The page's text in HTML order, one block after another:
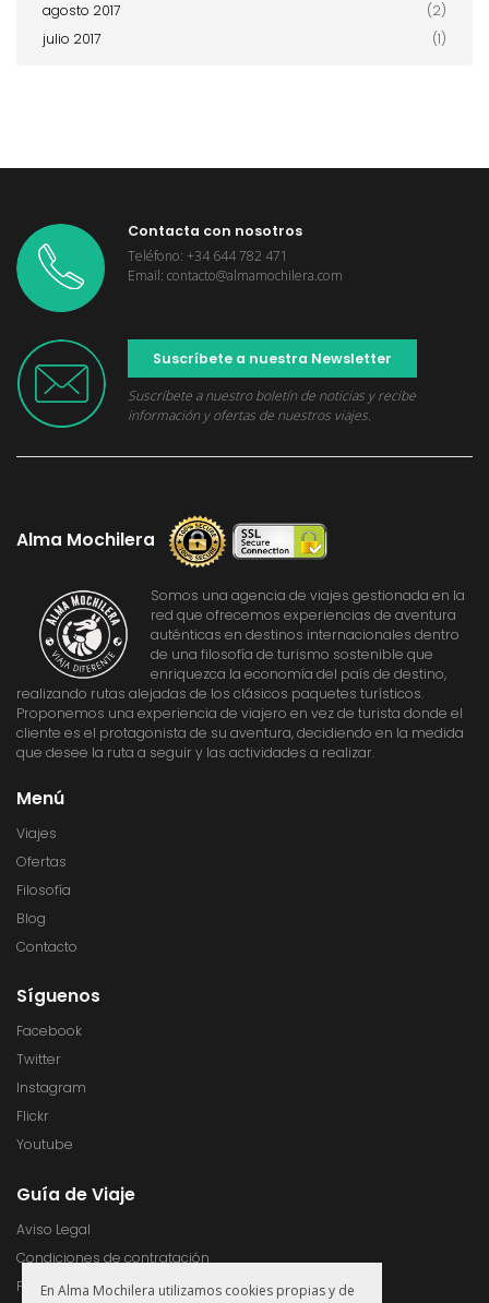
agosto 2017
(2)
julio 2017
(1)
Contacta con nosotros
Teléfono: +34 644 782 471
Email: contacto@almamochilera.com
Suscríbete a nuestra Newsletter
Suscríbete a nuestro boletín de noticias y recibe
información y ofertas de nuestros viajes.
Alma Mochilera
Somos una agencia de viajes gestionada en la
red que ofrecemos experiencias de aventura
auténticas en destinos internacionales dentro
de una filosofía de turismo sostenible que
enriquezca la economía del país de destino,
realizando rutas alejadas de los clásicos paquetes turísticos.
Proponemos una experiencia de viajero en vez de turista donde el
cliente es el protagonista de su aventura, decidiendo en la medida
que desee la ruta a seguir y las actividades a realizar.
Menú
Viajes
Ofertas
Filosofía
Blog
Contacto
Síguenos
Facebook
Twitter
Instagram
Flickr
Youtube
Guía de Viaje
Aviso Legal
Condiciones de contratación
Política de Privacidad
En Alma Mochilera utilizamos cookies propias y de